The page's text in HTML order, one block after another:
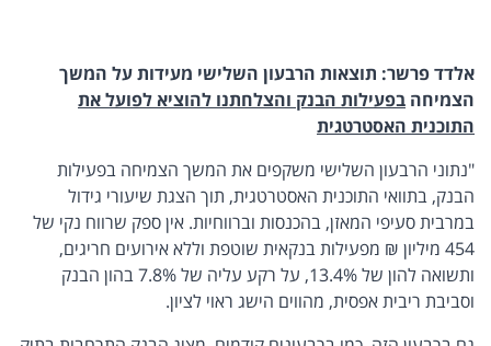
אלדד פרשר: תוצאות הרבעון השלישי מעידות על המשך
הצמיחה בפעילות הבנק והצלחתנו להוציא לפועל את
התוכנית האסטרטגית
"נתוני הרבעון השלישי משקפים את המשך הצמיחה בפעילות
הבנק, בתוואי התוכנית האסטרטגית, תוך הצגת שיעורי גידול
במרבית סעיפי המאזן, בהכנסות וברווחיות. אין ספק שרווח נקי של
454 מיליון ₪ מפעילות בנקאית שוטפת וללא אירועים חריגים,
ותשואה להון של 13.4%, על רקע עליה של 7.8% בהון הבנק
וסביבת ריבית אפסית, מהווים הישג ראוי לציון.